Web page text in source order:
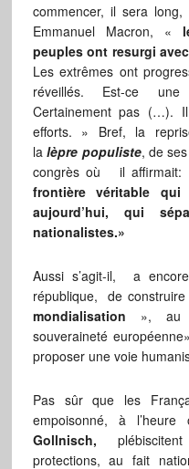
commencer, il sera
Emmanuel Macron, «
peuples ont resurgi
Les extrêmes ont
réveillés. Est-ce
Certainement pas (…).
efforts. » Bref, la
lalèpre populiste, de
congrès où il affirmait:
frontière véritable qui
aujourd’hui, qui
nationalistes.»
Aussi s’agit-il, a
république, de
mondialisation », au
souveraineté
proposer une voie
Pas sûr que les
empoisonné, à
Gollnisch,
protections, au fait